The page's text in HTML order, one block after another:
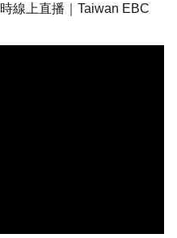
線上直播｜Taiwan EBC